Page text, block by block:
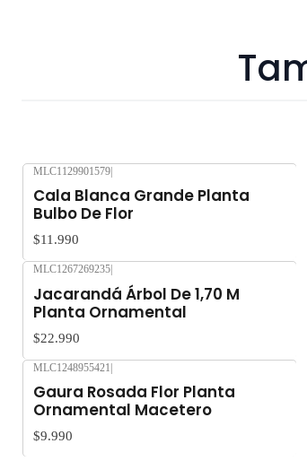
MLC1129901579
Cala Blanca Grande Planta
Bulbo De Flor
$11.990
MLC1267269235
Jacarandá Árbol De 1,70 M
Planta Ornamental
$22.990
MLC1248955421 |
Gaura Rosada Flor Planta
Ornamental Macetero
$9.990